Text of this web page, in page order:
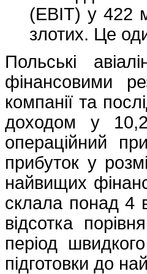
(EBIT) у 422
злотих. Це
Польські
фінансовими
компанії та
доходом у
операційний
прибуток у
найвищих
склала понад 4
відсотка
період
підготовки до